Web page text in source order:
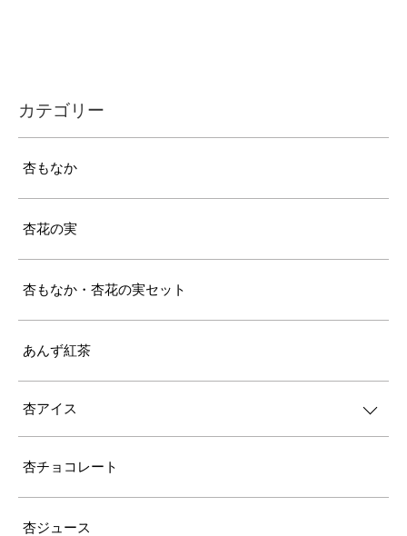
カテゴリー
杏もなか
杏花の実
杏もなか・杏花の実セット
あんず紅茶
杏アイス
杏チョコレート
杏ジュース